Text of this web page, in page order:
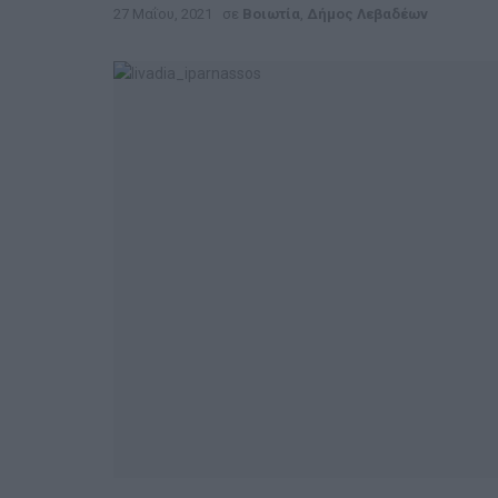
27 Μαΐου, 2021 σε Βοιωτία Δήμος Λεβαδέων